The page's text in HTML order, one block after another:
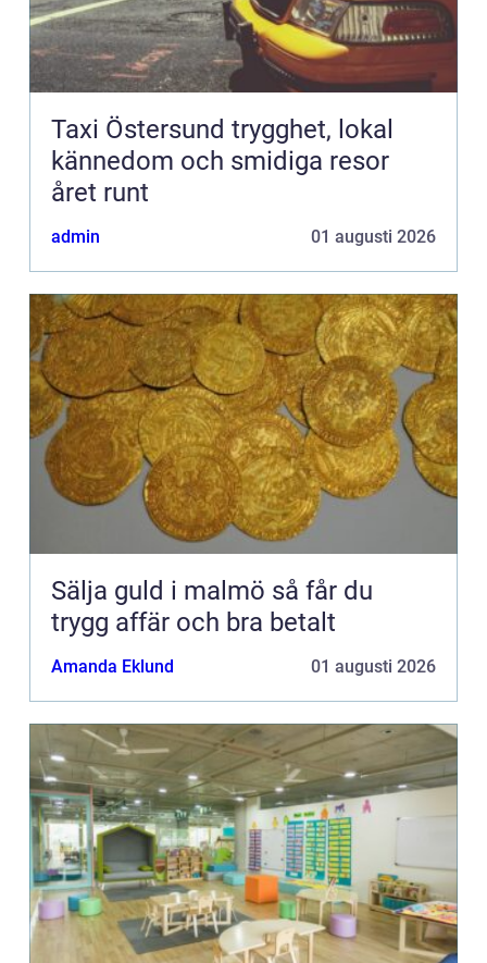
Taxi Östersund trygghet, lokal
kännedom och smidiga resor
året runt
admin 01 augusti 2026
Sälja guld i malmö så får du
trygg affär och bra betalt
Amanda Eklund 01 augusti 2026